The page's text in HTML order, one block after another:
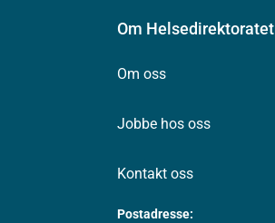
Om Helsedirektoratet
Om oss
Jobbe hos oss
Kontakt oss
Postadresse: